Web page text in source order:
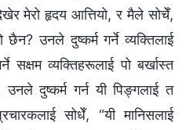
मेरो हृदय आत्तियो, र मैले सोचेँ,
उनले दुष्कर्म गर्ने व्यक्तिलाई
सक्षम व्यक्तिहरूलाई पो बर्खास्त
उनले दुष्कर्म गर्न यी पिङ्गलाई त
सोधेँ, “यी मानिसलाई